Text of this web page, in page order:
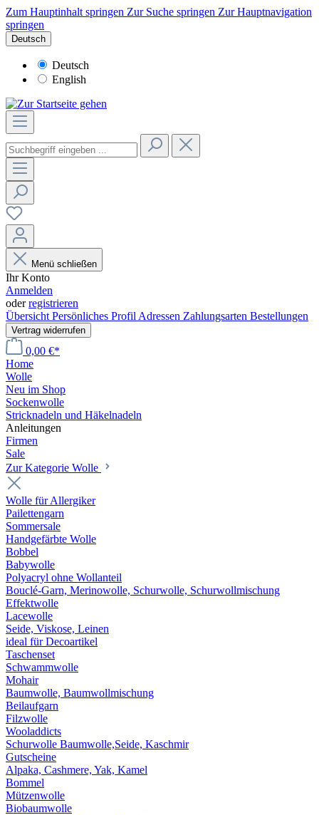
Zum Hauptinhalt springen Zur Suche springen Zur Hauptnavigation
springen
Deutsch
Deutsch
English
Menü schließen
Ihr Konto
Anmelden
oderregistrieren
Übersicht Persönliches Profil Adressen Zahlungsarten Bestellungen
Vertrag widerrufen
0,00 €*
Home
Wolle
Neu im Shop
Sockenwolle
Stricknadeln und Häkelnadeln
Anleitungen
Firmen
Sale
Zur Kategorie Wolle
Wolle für Allergiker
Pailettengarn
Sommersale
Handgefärbte Wolle
Bobbel
Babywolle
Polyacryl ohne Wollanteil
Bouclé-Garn, Merinowolle, Schurwolle, Schurwollmischung
Effektwolle
Lacewolle
Seide, Viskose, Leinen
ideal für Decoartikel
Taschenset
Schwammwolle
Mohair
Baumwolle, Baumwollmischung
Beilaufgarn
Filzwolle
Wooladdicts
Schurwolle Baumwolle,Seide, Kaschmir
Gutscheine
Alpaka, Cashmere, Yak, Kamel
Bommel
Mützenwolle
Biobaumwolle